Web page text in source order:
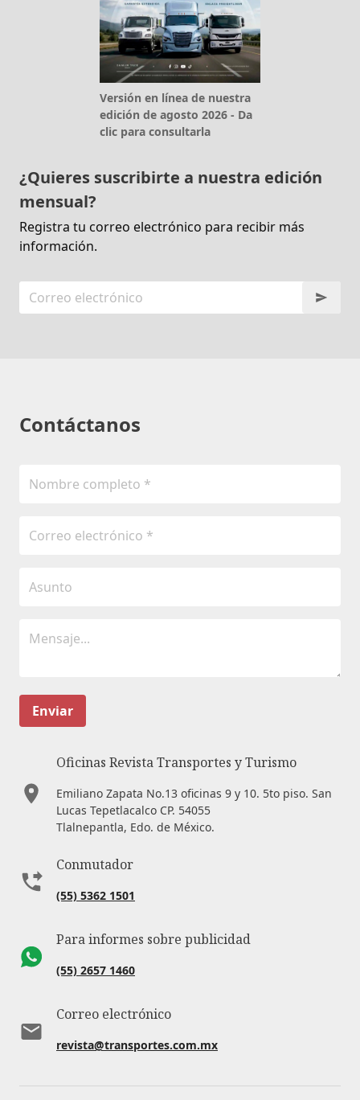
Versión en línea de nuestra
edición de agosto 2026 - Da
clic para consultarla
¿Quieres suscribirte a nuestra edición
mensual?
Registra tu correo electrónico para recibir más
información.
Contáctanos
Enviar
Oficinas Revista Transportes y Turismo
Emiliano Zapata No.13 oficinas 9 y 10. 5to piso. San
Lucas Tepetlacalco CP. 54055
Tlalnepantla, Edo. de México.
Conmutador
(55) 5362 1501
Para informes sobre publicidad
(55) 2657 1460
Correo electrónico
revista@transportes.com.mx